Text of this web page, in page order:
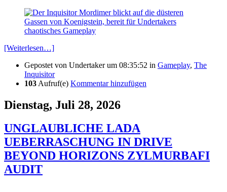
[Weiterlesen…]
Gepostet von Undertakerum 08:35:52 in Gameplay, The
Inquisitor
103 Aufruf(e) Kommentar hinzufügen
Dienstag, Juli 28, 2026
UNGLAUBLICHE LADA
UEBERRASCHUNG IN DRIVE
BEYOND HORIZONS ZYLMURBAFI
AUDIT